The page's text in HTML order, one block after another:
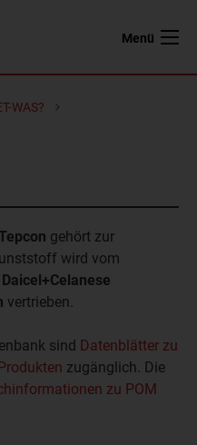
Menü
WAS?
gehört zur
wird vom
vertrieben.
sind Datenblätter zu
zugänglich. Die
zu POM